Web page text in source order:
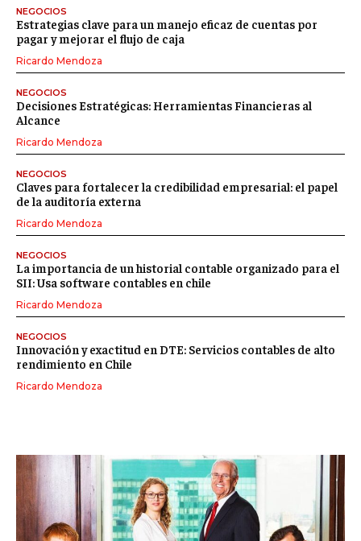
NEGOCIOS
Estrategias clave para un manejo eficaz de cuentas por
pagar y mejorar el flujo de caja
Ricardo Mendoza
NEGOCIOS
Decisiones Estratégicas: Herramientas Financieras al
Alcance
Ricardo Mendoza
NEGOCIOS
Claves para fortalecer la credibilidad empresarial: el papel
de la auditoría externa
Ricardo Mendoza
NEGOCIOS
La importancia de un historial contable organizado para el
SII: Usa software contables en chile
Ricardo Mendoza
NEGOCIOS
Innovación y exactitud en DTE: Servicios contables de alto
rendimiento en Chile
Ricardo Mendoza